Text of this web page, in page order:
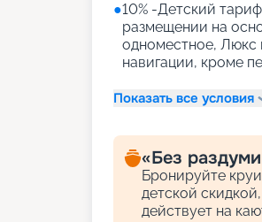
●10% -Детский
размещении на
одноместное, Люкс
навигации, кроме
Показать все условия
«Без
Бронируйте
детской
действует на